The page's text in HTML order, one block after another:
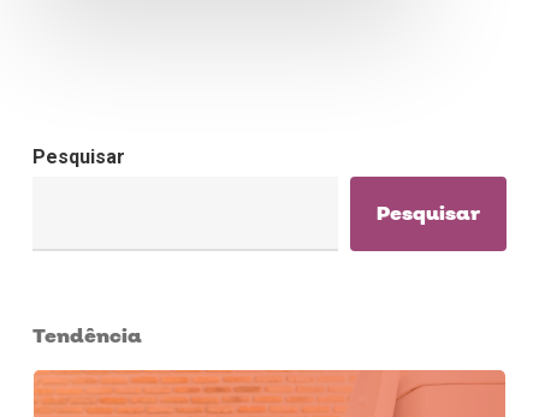
Pesquisar
Pesquisar
Tendência